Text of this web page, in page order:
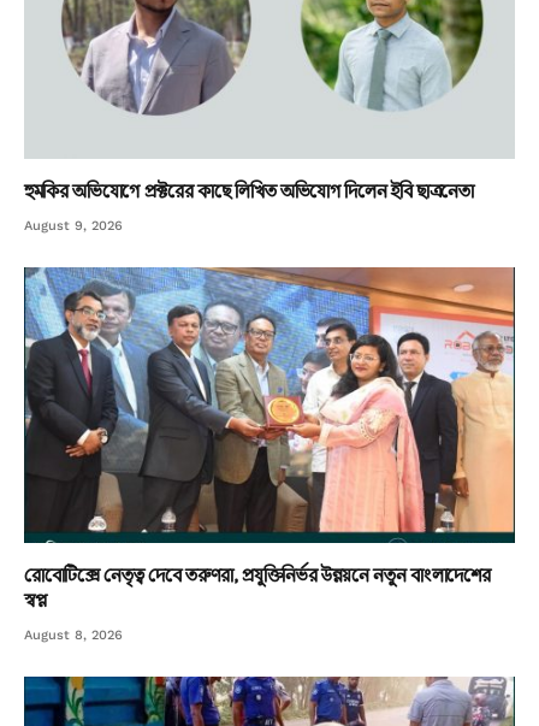
হুমকির অভিযোগে প্রক্টরের কাছে লিখিত অভিযোগ দিলেন ইবি ছাত্রনেতা
August 9, 2026
রোবোটিক্সে নেতৃত্ব দেবে তরুণরা, প্রযুক্তিনির্ভর উন্নয়নে নতুন বাংলাদেশের
স্বপ্ন
August 8, 2026